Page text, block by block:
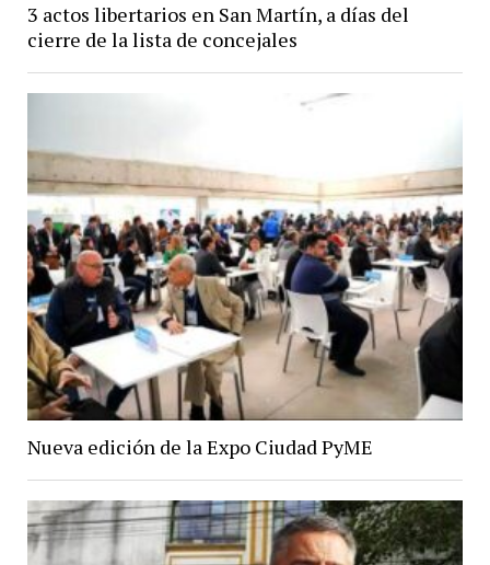
3 actos libertarios en San Martín, a días del
cierre de la lista de concejales
Nueva edición de la Expo Ciudad PyME